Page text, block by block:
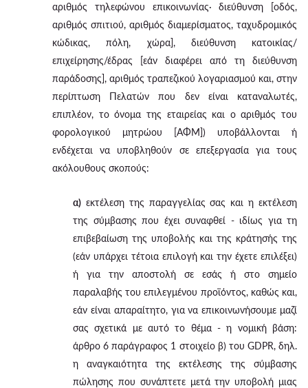
αριθμός τηλεφώνου επικοινωνίας· διεύθυνση [οδός,
αριθμός σπιτιού, αριθμός διαμερίσματος, ταχυδρομικός
κώδικας, πόλη, χώρα], διεύθυνση κατοικίας/
επιχείρησης/έδρας [εάν διαφέρει από τη διεύθυνση
παράδοσης], αριθμός τραπεζικού λογαριασμού και, στην
περίπτωση Πελατών που δεν είναι καταναλωτές,
επιπλέον, το όνομα της εταιρείας και ο αριθμός του
φορολογικού μητρώου [ΑΦΜ]) υποβάλλονται ή
ενδέχεται να υποβληθούν σε επεξεργασία για τους
ακόλουθους σκοπούς:
α) εκτέλεση της παραγγελίας σας και η εκτέλεση
της σύμβασης που έχει συναφθεί - ιδίως για τη
επιβεβαίωση της υποβολής και της κράτησής της
(εάν υπάρχει τέτοια επιλογή και την έχετε επιλέξει)
ή για την αποστολή σε εσάς ή στο σημείο
παραλαβής του επιλεγμένου προϊόντος, καθώς και,
εάν είναι απαραίτητο, για να επικοινωνήσουμε μαζί
σας σχετικά με αυτό το θέμα - η νομική βάση:
άρθρο 6 παράγραφος 1 στοιχείο β) του GDPR, δηλ.
η αναγκαιότητα της εκτέλεσης της σύμβασης
πώλησης που συνάπτετε μετά την υποβολή μιας